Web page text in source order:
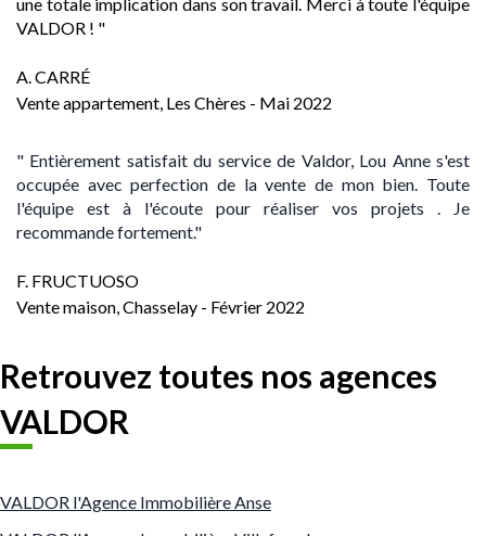
une totale implication dans son travail. Merci à toute l'équipe
VALDOR ! "
A. CARRÉ
Vente appartement, Les Chères - Mai 2022
" Entièrement satisfait du service de Valdor, Lou Anne s'est
occupée avec perfection de la vente de mon bien. Toute
l'équipe est à l'écoute pour réaliser vos projets . Je
recommande fortement."
F. FRUCTUOSO
Vente maison, Chasselay - Février 2022
Retrouvez toutes nos agences
VALDOR
VALDOR l'Agence Immobilière Anse